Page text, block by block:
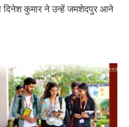
दिनेश कुमार ने उन्हें जमशेदपुर आने